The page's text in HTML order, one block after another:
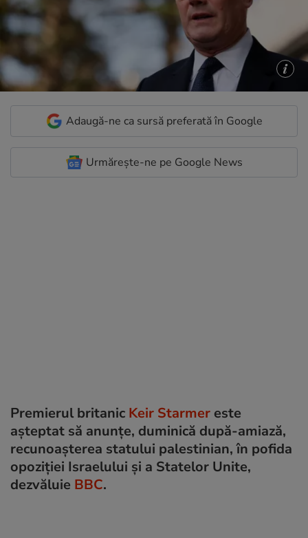
Adaugă-ne ca sursă preferată în Google
Urmărește-ne pe Google News
Premierul britanic Keir Starmer este
aşteptat să anunţe, duminică după-amiază,
recunoaşterea statului palestinian, în pofida
opoziției Israelului și a Statelor Unite,
dezvăluie BBC.